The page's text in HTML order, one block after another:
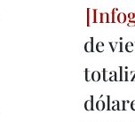
de